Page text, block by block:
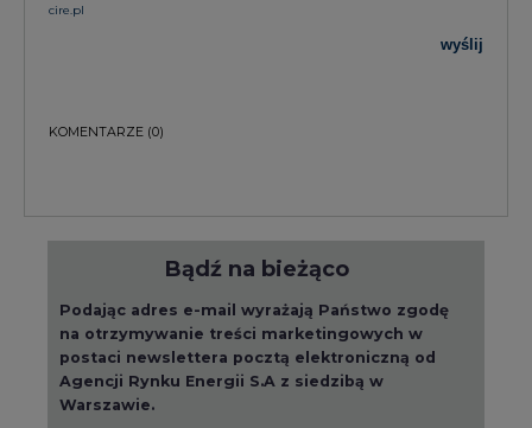
cire.pl
wyślij
KOMENTARZE (0)
Bądź na bieżąco
Podając adres e-mail wyrażają Państwo zgodę
na otrzymywanie treści marketingowych w
postaci newslettera pocztą elektroniczną od
Agencji Rynku Energii S.A z siedzibą w
Warszawie.